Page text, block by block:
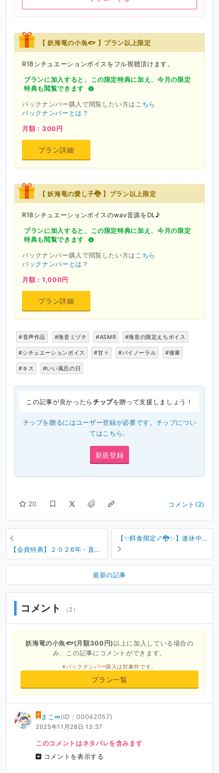
【 妖海竜の小魚🐟 】プラン以上限定
R18シチュエーションボイスをフル視聴頂けます。
プランに加入すると、この限定特典に加え、今月の限定
特典も閲覧できます
バックナンバー購入で閲覧したい方は こちら
バックナンバーとは？
月額：300円
プラン詳細
【 妖海竜の愛し子🐉 】プラン以上限定
R18シチュエーションボイスのwav音源をDL♪
プランに加入すると、この限定特典に加え、今月の限定
特典も閲覧できます
バックナンバー購入で閲覧したい方は こちら
バックナンバーとは？
月額：1,000円
プラン詳細
#音声作品 #海音ミヅチ #ASMR #海音の限定えちボイス
#シチュエーションボイス #甘々 #バイノーラル #後輩
#キス #いい風呂の日
この記事が良かったらチップを贈って支援しましょう！
チップを贈るにはユーザー登録が必要です。チップについ
ては こちら 。
新規登録
20 コメント(2)
【会員特典】２０２6年・直筆
サインとメッセージつき✨年賀
【✨餌食限定🦴🐉✨】連休中は
濃密セックス🎶
最新の記事
コメント （2）
妖海竜の小魚🐟(月額300円)以上に加入している場合の
み、この記事にコメントができます。
※バックナンバー購入は対象外です。
プラン一覧
まこ∞(ID：00042057)
2025年11月28日 13:37
このコメントはネタバレを含みます
コメントを表示する